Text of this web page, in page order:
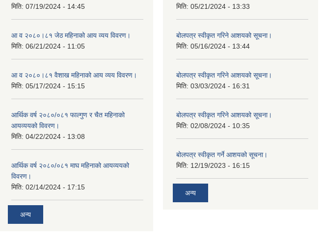
मिति: 07/19/2024 - 14:45
आ व २०८०।८१ जेठ महिनाको आय व्यय विवरण।
मिति: 06/21/2024 - 11:05
आ व २०८०।८१ वैशाख महिनाको आय व्यय विवरण।
मिति: 05/17/2024 - 15:15
आर्थिक वर्ष २०८०/०८१ फाल्गुण र चैत महिनाको
आयव्ययको विवरण।
मिति: 04/22/2024 - 13:08
आर्थिक वर्ष २०८०/०८१ माघ महिनाको आयव्ययको
विवरण।
मिति: 02/14/2024 - 17:15
अन्य
मिति: 05/21/2024 - 13:33
बोलपत्र स्वीकृत गरिने आशयको सूचना।
मिति: 05/16/2024 - 13:44
बोलपत्र स्वीकृत गरिने आशयको सूचना।
मिति: 03/03/2024 - 16:31
बोलपत्र स्वीकृत गरिने आशयको सूचना।
मिति: 02/08/2024 - 10:35
बोलपत्र स्वीकृत गर्ने आशयको सूचना।
मिति: 12/19/2023 - 16:15
अन्य